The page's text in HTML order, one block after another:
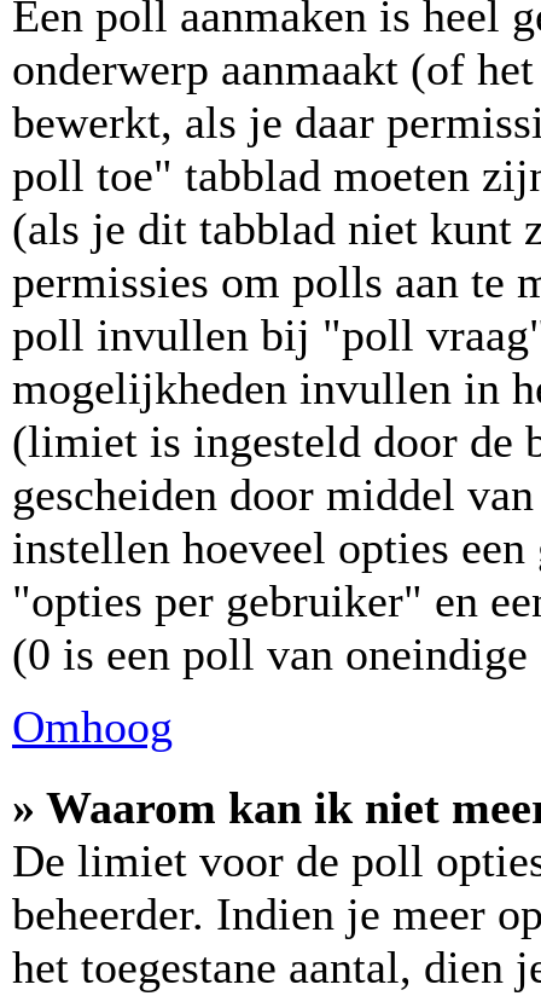
Een poll aanmaken is heel
onderwerp aanmaakt (of
bewerkt, als je daar
poll toe" tabblad moeten
(als je dit tabblad niet kunt
permissies om polls aan te
poll invullen bij "poll
mogelijkheden invullen in
(limiet is ingesteld door de
gescheiden door middel
instellen hoeveel opties
"opties per gebruiker" en
(0 is een poll van
Omhoog
» Waarom kan ik niet
De limiet voor de poll
beheerder. Indien je meer
het toegestane aantal, dien